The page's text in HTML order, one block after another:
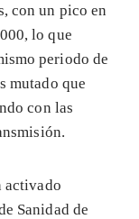
con un pico en
lo que
periodo de
mutado que
con las
activado
Sanidad de